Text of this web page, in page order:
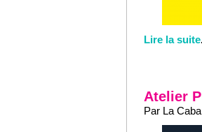
Lire la suite
Atelier
Par La